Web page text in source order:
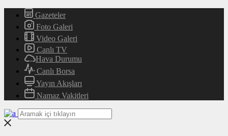
Gazeteler
Foto Galeri
Video Galeri
Canlı TV
Hava Durumu
Canlı Borsa
Yayın Akışları
Namaz Vakitleri